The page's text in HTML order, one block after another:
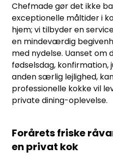
Chefmade gør det ikke
exceptionelle måltider i
hjem; vi tilbyder en
en mindeværdig
med nydelse. Uanset
fødselsdag, konfirmation,
anden særlig lejlighed,
professionelle kokke vil
private dining-oplevelse.
Forårets friske
en privat kok